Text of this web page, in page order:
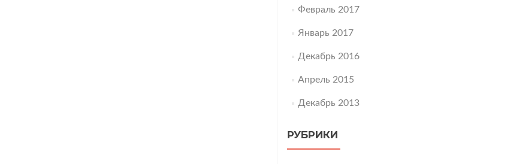
Февраль 2017
Январь 2017
Декабрь 2016
Апрель 2015
Декабрь 2013
РУБРИКИ